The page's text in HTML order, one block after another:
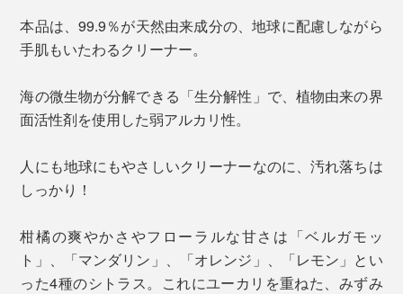
本品は、99.9％が天然由来成分の、地球に配慮しながら
手肌もいたわるクリーナー。
海の微生物が分解できる「生分解性」で、植物由来の界
面活性剤を使用した弱アルカリ性。
人にも地球にもやさしいクリーナーなのに、汚れ落ちは
しっかり！
柑橘の爽やかさやフローラルな甘さは「ベルガモッ
ト」、「マンダリン」、「オレンジ」、「レモン」とい
った4種のシトラス。これにユーカリを重ねた、みずみ